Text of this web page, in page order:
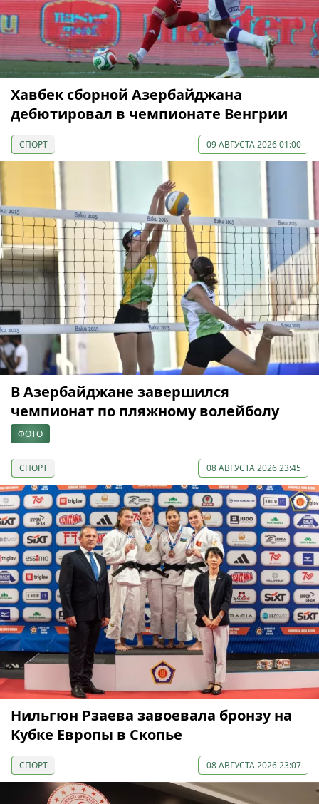
Хавбек сборной Азербайджана
дебютировал в чемпионате Венгрии
СПОРТ 09 АВГУСТА 2026 01:00
В Азербайджане завершился
чемпионат по пляжному волейболу
ФОТО
СПОРТ 08 АВГУСТА 2026 23:45
Нильгюн Рзаева завоевала бронзу на
Кубке Европы в Скопье
СПОРТ 08 АВГУСТА 2026 23:07